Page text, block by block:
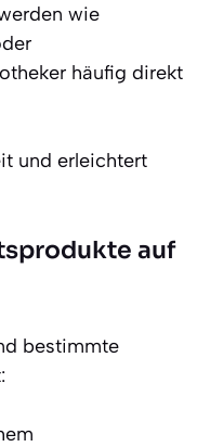
wie
häufig direkt
und erleichtert
auf
bestimmte